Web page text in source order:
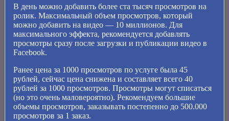
В день можно добавить более ста тысяч просмотров на
ролик. Максимальный объем просмотров, который
можно добавить на видео — 10 миллионов. Для
максимального эффекта, рекомендуется добавлять
просмотры сразу после загрузки и публикации видео в
Facebook.
Ранее цена за 1000 просмотров по услуге была 45
рублей, сейчас цена снижена и составляет всего 40
рублей за 1000 просмотров. Просмотры могут списаться
(но это очень маловероятно). Рекомендуем большие
объемы просмотров, заказывать постепенно до 500.000
просмотров за 1 заказ.